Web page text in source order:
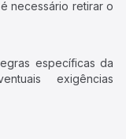
necessário retirar o
específicas da
exigências